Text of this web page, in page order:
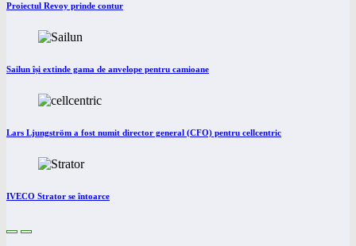
Proiectul Revoy prinde contur
Sailun își extinde gama de anvelope pentru camioane
Lars Ljungström a fost numit director general (CFO) pentru cellcentric
IVECO Strator se întoarce